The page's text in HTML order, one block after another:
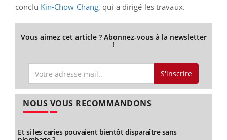
conclu Kin-Chow Chang, qui a dirigé les travaux.
Vous aimez cet article ? Abonnez-vous à la newsletter
!
S'inscrire
NOUS VOUS RECOMMANDONS
Et si les caries pouvaient bientôt disparaître sans